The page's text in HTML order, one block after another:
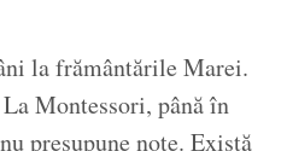
la frământările Marei.
Montessori, până în
presupune note. Există